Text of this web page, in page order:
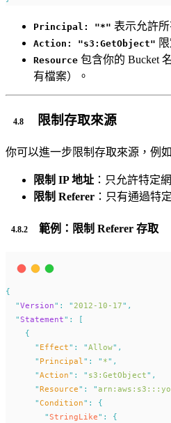
Principal: "*" 表示允許所
Action: "s3:GetObject"
Resource 包含你的 Bucket
有檔案）。
限制存取來源
你可以進一步限制存取來源，例如
限制 IP 地址 ：只允許特定
限制 Referer ：只有通過特
範例：限制 Referer 存取
{
"Version" : "2012-10-17" ,
"Statement" :
[
{
" Effect" : "Allow" ,
" Principal" : " *" ,
"Action" : " s3:GetObject" ,
"Resource" : "
"Condition" :
{
"StringLike" :
{